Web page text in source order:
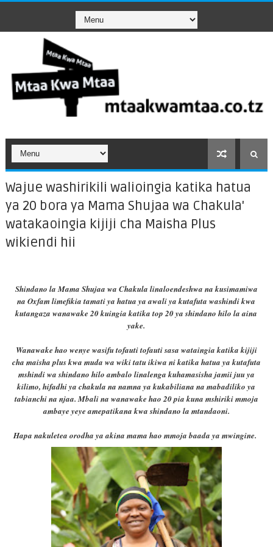
Wajue washirikili walioingia katika hatua
ya 20 bora ya Mama Shujaa wa Chakula'
watakaoingia kijiji cha Maisha Plus
wikiendi hii
Shindano la Mama Shujaa wa Chakula linaloendeshwa na kusimamiwa
na Oxfam limefikia tamati ya hatua ya awali ya kutafuta washindi kwa
kutangaza wanawake 20 kuingia katika top 20 ya shindano hilo la aina
yake.
Wanawake hao wenye wasifu tofauti tofauti sasa wataingia katika kijiji
cha maisha plus kwa muda wa wiki tatu ikiwa ni katika hatua ya kutafuta
mshindi wa shindano hilo ambalo linalenga kuhamasisha jamii juu ya
kilimo, hifadhi ya chakula na namna ya kukabiliana na mabadiliko ya
tabianchi na njaa. Mbali na wanawake hao 20 pia kuna mshiriki mmoja
ambaye yeye amepatikana kwa shindano la mtandaoni.
Hapa nakuletea orodha ya akina mama hao mmoja baada ya mwingine.